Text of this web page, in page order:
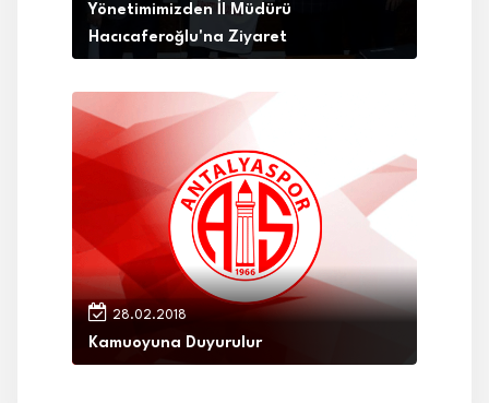
Yönetimimizden İl Müdürü
Hacıcaferoğlu'na Ziyaret
28.02.2018
Kamuoyuna Duyurulur